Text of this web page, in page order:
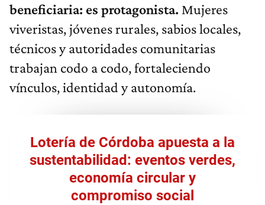
beneficiaria: es protagonista. Mujeres
viveristas, jóvenes rurales, sabios locales,
técnicos y autoridades comunitarias
trabajan codo a codo, fortaleciendo
vínculos, identidad y autonomía.
Lotería de Córdoba apuesta a la
sustentabilidad: eventos verdes,
economía circular y
compromiso social